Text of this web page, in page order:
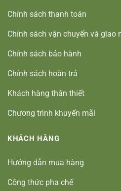
Chính sách thanh toán
Chính sách vận chuyển và giao
Chính sách bảo hành
Chính sách hoàn trả
Khách hàng thân thiết
Chương trình khuyến mãi
KHÁCH HÀNG
Hướng dẫn mua hàng
Công thức pha chế